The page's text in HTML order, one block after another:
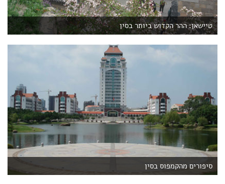
טיישאן: ההר הקדוש ביותר בסין
סיפורים מהקמפוס בסין